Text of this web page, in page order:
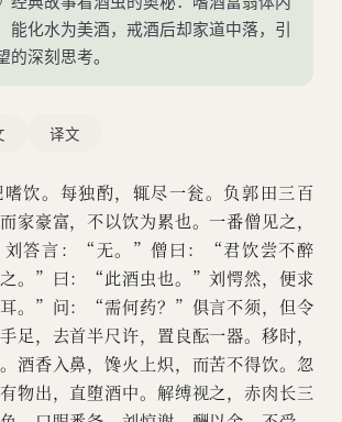
能化水为美酒，戒酒后却家道中落，引
的深刻思考。
译文
饮。每独酌，辄尽一瓮。负郭田三百
家豪富，不以饮为累也。一番僧见之，
刘答言：“无。”僧曰：“君饮尝不醉
。”曰：“此酒虫也。”刘愕然，便求
。”问：“需何药？”俱言不须，但令
足，去首半尺许，置良酝一器。移时，
酒香入鼻，馋火上炽，而苦不得饮。忽
物出，直堕酒中。解缚视之，赤肉长三